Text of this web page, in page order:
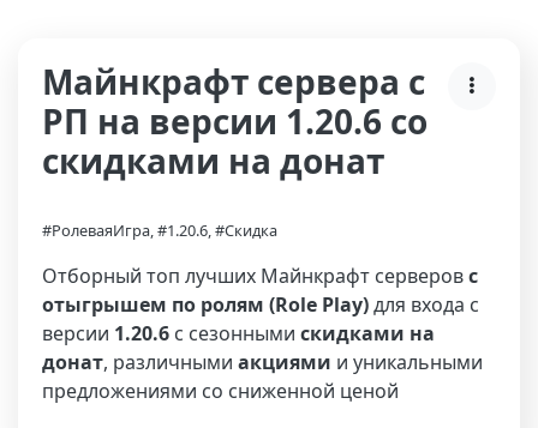
Майнкрафт сервера с
РП на версии 1.20.6 со
скидками на донат
#РолеваяИгра, #1.20.6, #Скидка
Отборный топ лучших Майнкрафт серверовс
отыгрышем по ролям (Role Play)для входа с
версии 1.20.6 с сезонными скидками на
донат, различными акциями и уникальными
предложениями со сниженной ценой